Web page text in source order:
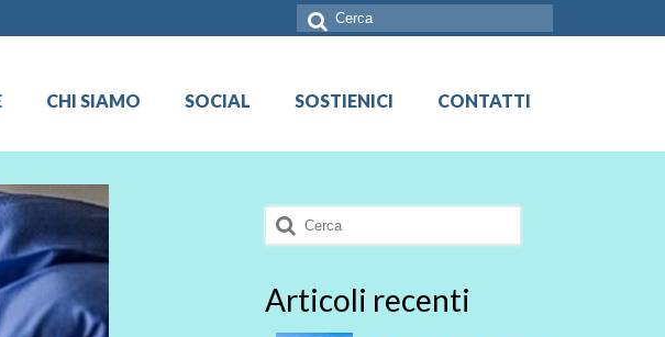
Cerca:
CHI SIAMO SOCIAL SOSTIENICI CONTATTI
Cerca:
Articoli recenti